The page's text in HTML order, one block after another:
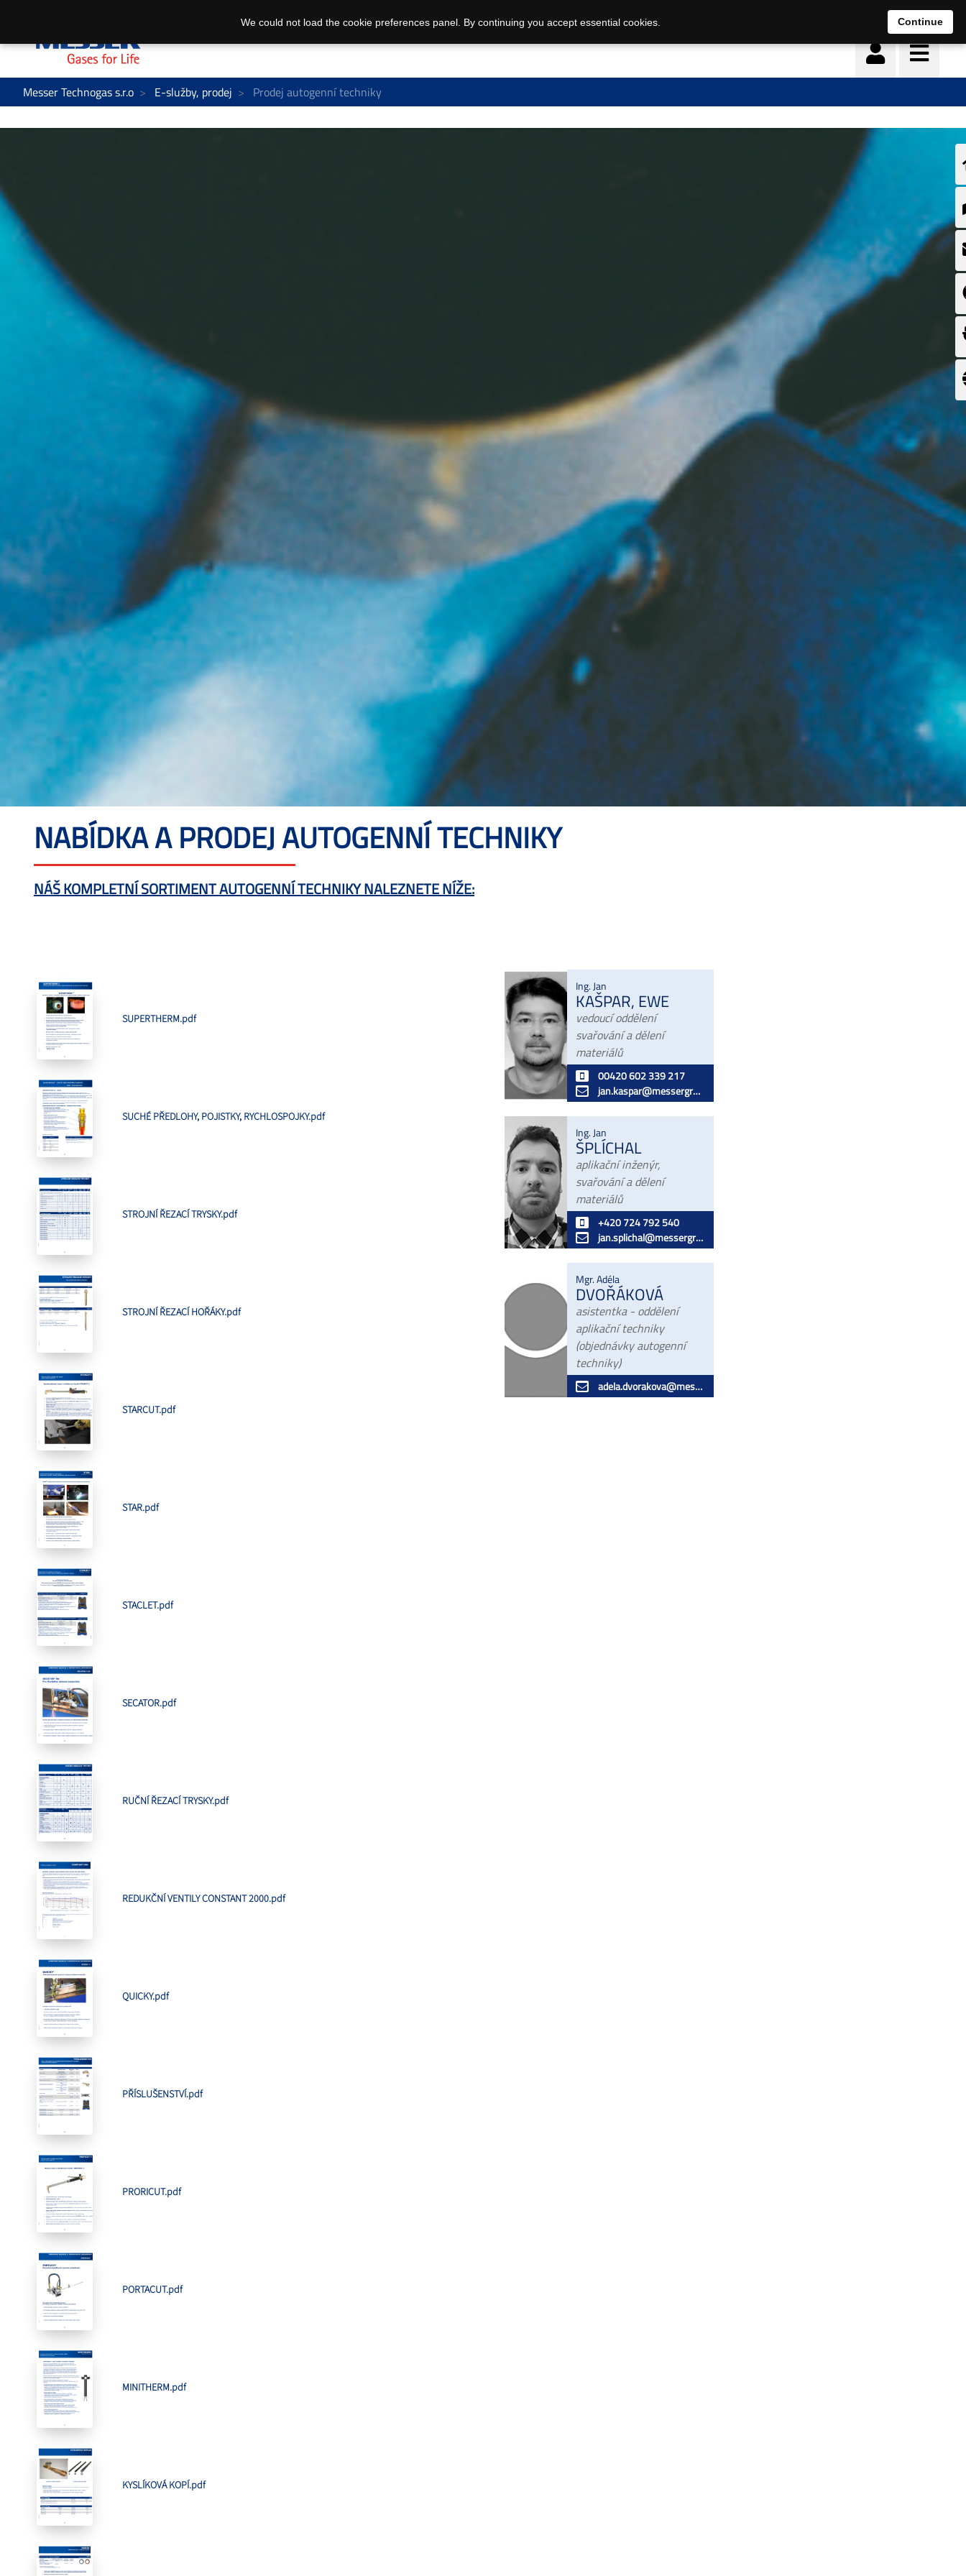
Messer Technogas s.r.o E-služby, prodej Prodej autogenní techniky
NABÍDKA A PRODEJ AUTOGENNÍ TECHNIKY
NÁŠ KOMPLETNÍ SORTIMENT AUTOGENNÍ TECHNIKY NALEZNETE NÍŽE:
SUPERTHERM.pdf
SUCHÉ PŘEDLOHY, POJISTKY, RYCHLOSPOJKY.pdf
STROJNÍ ŘEZACÍ TRYSKY.pdf
STROJNÍ ŘEZACÍ HOŘÁKY.pdf
STARCUT.pdf
STAR.pdf
STACLET.pdf
SECATOR.pdf
RUČNÍ ŘEZACÍ TRYSKY.pdf
REDUKČNÍ VENTILY CONSTANT 2000.pdf
QUICKY.pdf
PŘÍSLUŠENSTVÍ.pdf
PRORICUT.pdf
PORTACUT.pdf
MINITHERM.pdf
KYSLÍKOVÁ KOPÍ.pdf
Ing. Jan
KAŠPAR, EWE
vedoucí oddělení
svařování a dělení
materiálů
00420 602 339 217
jan.kaspar@messergroup.com
Ing. Jan
ŠPLÍCHAL
aplikační inženýr,
svařování a dělení
materiálů
+420 724 792 540
jan.splichal@messergroup.com
Mgr. Adéla
DVOŘÁKOVÁ
asistentka - oddělení
aplikační techniky
(objednávky autogenní
techniky)
adela.dvorakova@messergroup.com
We could not load the cookie preferences panel. By continuing you accept essential cookies. Continue